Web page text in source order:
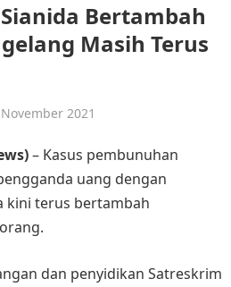
Bertambah
Masih Terus
2021
– Kasus pembunuhan
uang dengan
kini terus bertambah
dan penyidikan Satreskrim